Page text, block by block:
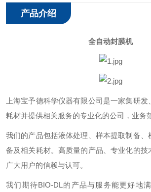
产品介绍
全自动封膜机
上海宝予德科学仪器有限公司是一家集研
耗材并提供相关服务的专业化的公司，业务
我们的产品包括液体处理、样本提取制备、
备及相关耗材。高质量的产品、专业化的技
广大用户的信赖与认可。
我们期待BIO-DL的产品与服务能更好地